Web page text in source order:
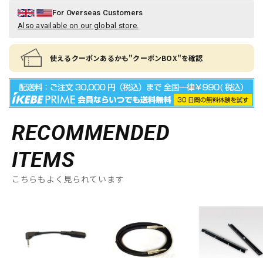
For Overseas Customers
Also available on our global store.
使えるクーポンあるかも"クーポンBOX"を確認
RECOMMENDED
ITEMS
こちらもよく見られています